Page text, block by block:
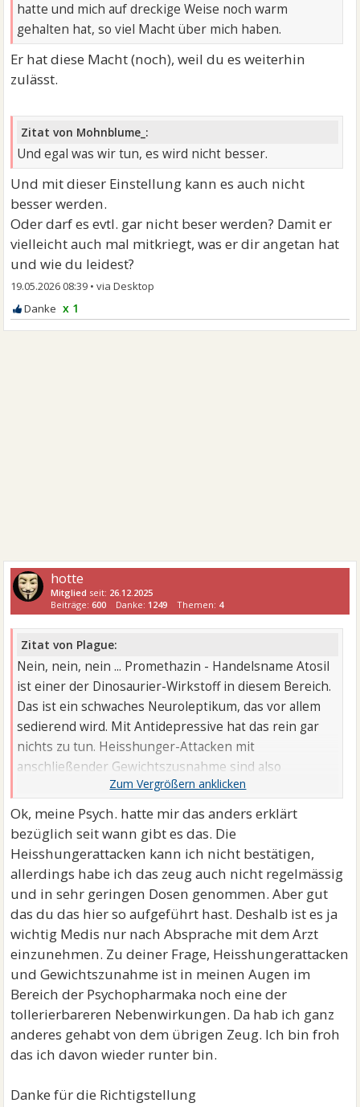
hatte und mich auf dreckige Weise noch warm
gehalten hat, so viel Macht über mich haben.
Er hat diese Macht (noch), weil du es weiterhin
zulässt.
Zitat von Mohnblume_:
Und egal was wir tun, es wird nicht besser.
Und mit dieser Einstellung kann es auch nicht
besser werden.
Oder darf es evtl. gar nicht beser werden? Damit er
vielleicht auch mal mitkriegt, was er dir angetan hat
und wie du leidest?
19.05.2026 08:39 •
x 1
hotte
Mitglied seit: 26.12.2025
Beiträge:600 Danke: 1249 Themen: 4
Zitat von Plague:
Nein, nein, nein ... Promethazin - Handelsname Atosil
ist einer der Dinosaurier-Wirkstoff in diesem Bereich.
Das ist ein schwaches Neuroleptikum, das vor allem
sedierend wird. Mit Antidepressive hat das rein gar
nichts zu tun. Heisshunger-Attacken mit
anschließender Gewichtszusnahme sind also
vernachlässigbare ...
Ok, meine Psych. hatte mir das anders erklärt
bezüglich seit wann gibt es das. Die
Heisshungerattacken kann ich nicht bestätigen,
allerdings habe ich das zeug auch nicht regelmässig
und in sehr geringen Dosen genommen. Aber gut
das du das hier so aufgeführt hast. Deshalb ist es ja
wichtig Medis nur nach Absprache mit dem Arzt
einzunehmen. Zu deiner Frage, Heisshungerattacken
und Gewichtszunahme ist in meinen Augen im
Bereich der Psychopharmaka noch eine der
tollerierbareren Nebenwirkungen. Da hab ich ganz
anderes gehabt von dem übrigen Zeug. Ich bin froh
das ich davon wieder runter bin.
Danke für die Richtigstellung